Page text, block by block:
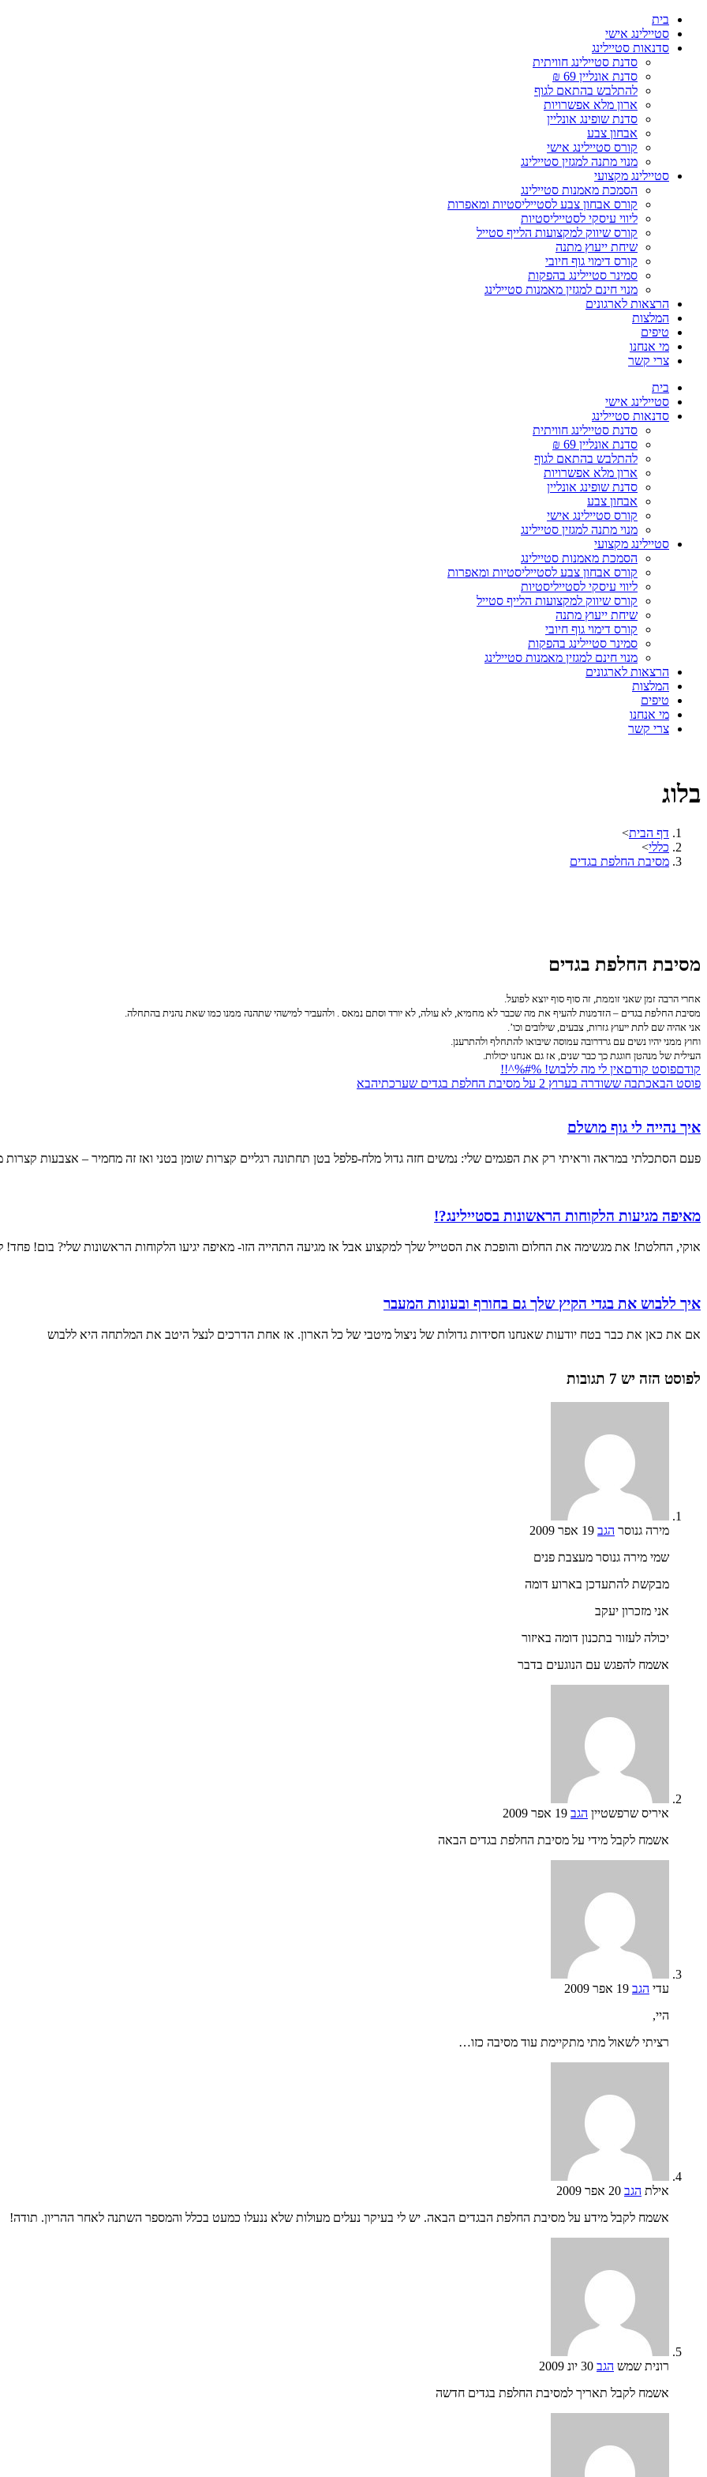
Skip
content
בית
סטיילינג אישי
סדנאות סטיילינג
סדנת סטיילינג חוויתית
סדנת אונליין 69 ₪
להתלבש בהתאם לגוף
ארון מלא אפשרויות
סדנת שופינג אונליין
אבחון צבע
קורס סטיילינג אישי
מנוי מתנה למגזין סטיילינג
סטיילינג מקצועי
הסמכת מאמנות סטיילינג
קורס אבחון צבע לסטייליסטיות ומאפרות
ליווי עיסקי לסטייליסטיות
קורס שיווק למקצועות הלייף סטייל
שיחת ייעוץ מתנה
קורס דימוי גוף חיובי
סמינר סטיילינג בהפקות
מנוי חינם למגזין מאמנות סטיילינג
הרצאות לארגונים
המלצות
טיפים
מי אנחנו
צרי קשר
בית
סטיילינג אישי
סדנאות סטיילינג
סדנת סטיילינג חוויתית
סדנת אונליין 69 ₪
להתלבש בהתאם לגוף
ארון מלא אפשרויות
סדנת שופינג אונליין
אבחון צבע
קורס סטיילינג אישי
מנוי מתנה למגזין סטיילינג
סטיילינג מקצועי
הסמכת מאמנות סטיילינג
קורס אבחון צבע לסטייליסטיות ומאפרות
ליווי עיסקי לסטייליסטיות
קורס שיווק למקצועות הלייף סטייל
שיחת ייעוץ מתנה
קורס דימוי גוף חיובי
סמינר סטיילינג בהפקות
מנוי חינם למגזין מאמנות סטיילינג
הרצאות לארגונים
המלצות
טיפים
מי אנחנו
צרי קשר
בלוג
דף הבית>
כללי>
מסיבת החלפת בגדים
מסיבת החלפת בגדים
אחרי הרבה זמן שאני זוממת, זה סוף סוף יוצא לפועל.
מסיבת החלפת בגדים – הזדמנות להעיף את מה שכבר לא מחמיא, לא עולה, לא יורד וסתם נמאס . ולהעביר למישהי שתהנה ממנו כמו שאת נהנית בהתחלה.
אני אהיה שם לתת ייעוץ גזרות, צבעים, שילובים וכו’.
וחוץ ממני יהיו נשים עם גרדרובה עמוסה שיבואו להתחלף ולהתרענן.
העילית של מנהטן חוגגת כך כבר שנים, אז גם אנחנו יכולות.
קודםפוסט קודםאין לי מה ללבוש! %#%^!!
פוסט הבאכתבה ששודרה בערוץ 2 על מסיבת החלפת בגדים שערכתי הבא
איך נהייה לי גוף מושלם
פעם הסתכלתי במראה וראיתי רק את הפגמים שלי: נמשים חזה גדול מלח-פלפל בטן תחתונה רגליים קצרות שומן בטני ואז זה מחמיר – אצבעות קצרות
מאיפה מגיעות הלקוחות הראשונות בסטיילינג?!
אוקי, החלטת! את מגשימה את החלום והופכת את הסטייל שלך למקצוע אבל אז מגיעה התהייה הזו- מאיפה יגיעו הלקוחות הראשונות שלי? בום! פחד!
איך ללבוש את בגדי הקיץ שלך גם בחורף ובעונות המעבר
אם את כאן את כבר בטח יודעות שאנחנו חסידות גדולות של ניצול מיטבי של כל הארון. אז אחת הדרכים לנצל היטב את המלתחה היא ללבוש
לפוסט הזה יש 7 תגובות
מירה גנוסר הגב 19 אפר 2009
שמי מירה גנוסר מעצבת פנים
מבקשת להתעדכן בארוע דומה
אני מזכרון יעקב
יכולה לעזור בתכנון דומה באיזור
אשמח להפגש עם הנוגעים בדבר
איריס שרפשטיין הגב 19 אפר 2009
אשמח לקבל מידי על מסיבת החלפת בגדים הבאה
עדי הגב 19 אפר 2009
היי,
רציתי לשאול מתי מתקיימת עוד מסיבה כזו…
אילת הגב 20 אפר 2009
אשמח לקבל מידע על מסיבת החלפת הבגדים הבאה. יש לי בעיקר נעלים מעולות שלא ננעלו כמעט בכלל והמספר השתנה לאחר ההריון. תודה!
רונית שמש הגב 30 יונ 2009
אשמח לקבל תאריך למסיבת החלפת בגדים חדשה